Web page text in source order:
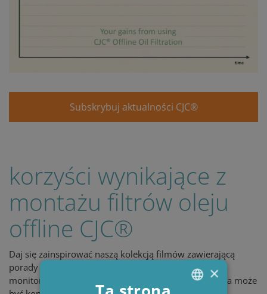
Subskrybuj aktualności CJC®
korzyści wynikające z
montażu filtrów oleju
offline CJC®
Daj się zainspirować naszą kolekcją filmów zawierającą
porady montażu, wymiany wkładów filtrów CJC®,
monitorowania stanu oleju itd. i dowiedz się, jak łatwa może
×